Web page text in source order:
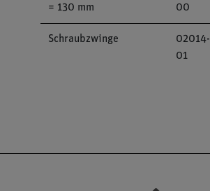
= 130 mm
00
Schraubzwinge
02014-
01